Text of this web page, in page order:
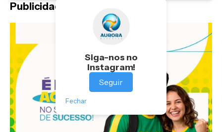
Siga-nos no
Instagram!
Seguir
Fechar
Publicidade